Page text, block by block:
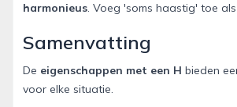
harmonieus. Voeg 'soms haastig' toe
Samenvatting
De eigenschappen met een H bieden
voor elke situatie.